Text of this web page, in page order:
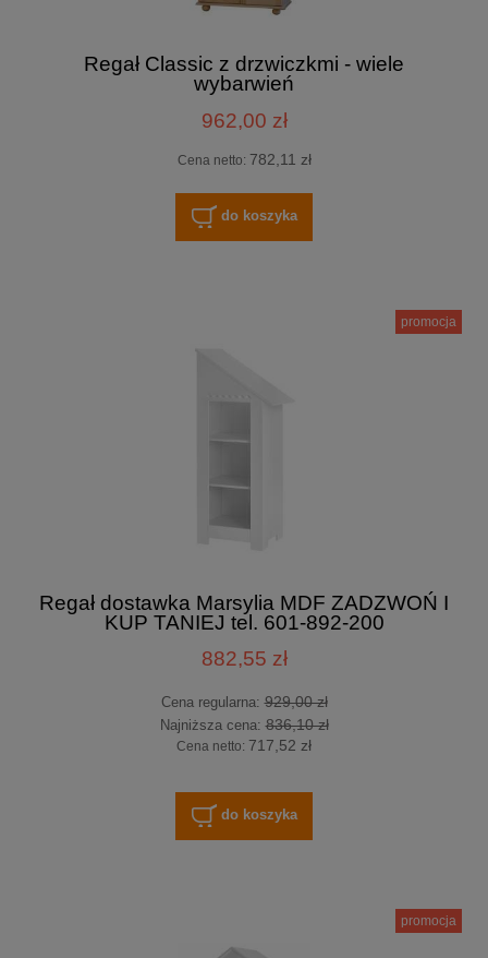
Regał Classic z drzwiczkmi - wiele
wybarwień
962,00 zł
Cena netto: 782,11 zł
do koszyka
Regał dostawka Marsylia MDF ZADZWOŃ I
KUP TANIEJ tel. 601-892-200
882,55 zł
Cena regularna:929,00 zł
Najniższa cena:836,10 zł
Cena netto: 717,52 zł
do koszyka
promocja
promocja